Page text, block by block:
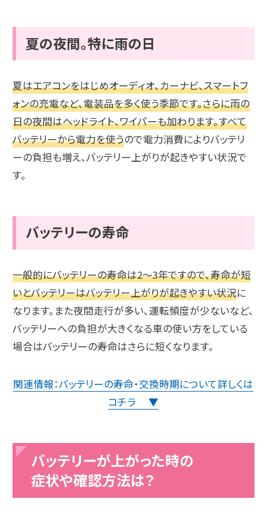
夏の夜間。特に雨の日
夏はエアコンをはじめオーディオ、カーナビ、スマートフ
ォンの充電など、電装品を多く使う季節です。さらに雨の
日の夜間はヘッドライト、ワイパーも加わります。すべて
バッテリーから電力を使うので電力消費によりバッテリ
ーの負担も増え、バッテリー上がりが起きやすい状況で
す。
バッテリーの寿命
一般的にバッテリーの寿命は2～3年ですので、寿命が短
いとバッテリーはバッテリー上がりが起きやすい状況に
なります。また夜間走行が多い、運転頻度が少ないなど、
バッテリーへの負担が大きくなる車の使い方をしている
場合はバッテリーの寿命はさらに短くなります。
関連情報：バッテリーの寿命・交換時期について詳しくは
コチラ ▼
バッテリーが上がった時の
症状や確認方法は？